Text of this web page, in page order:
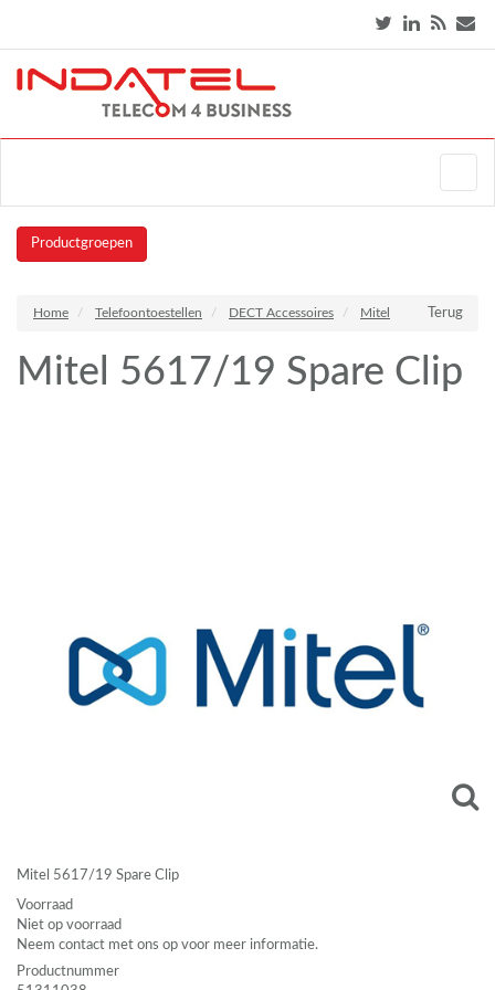
Productgroepen
Terug
Home Telefoontoestellen DECT Accessoires Mitel
Mitel 5617/19 Spare Clip
Mitel 5617/19 Spare Clip
Voorraad
Niet op voorraad
Neem contact met ons op voor meer informatie.
Productnummer